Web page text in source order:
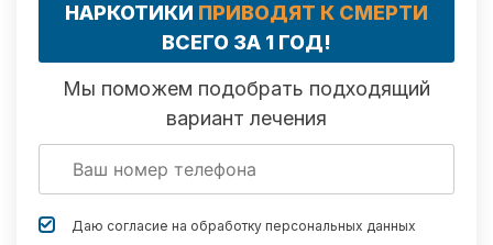
НАРКОТИКИ ПРИВОДЯТ К СМЕРТИ
ВСЕГО ЗА 1 ГОД!
Мы поможем подобрать подходящий
вариант лечения
Даю согласие на обработку персональных данных